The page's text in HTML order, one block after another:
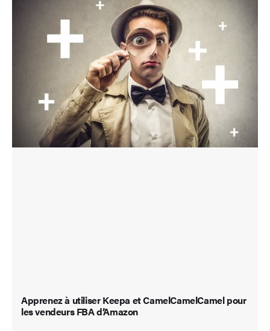
Apprenez à utiliser Keepa et CamelCamelCamel pour
les vendeurs FBA d’Amazon